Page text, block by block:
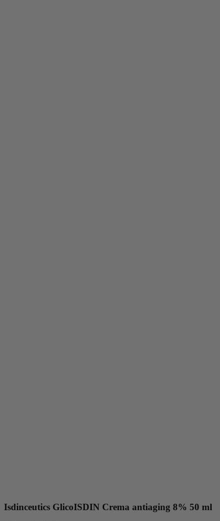
Isdinceutics GlicoISDIN Crema antiaging 8% 50 ml